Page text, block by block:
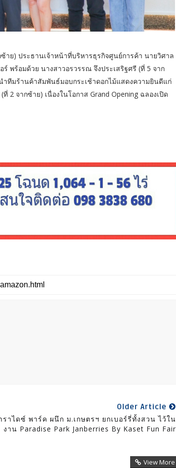
าย) ประธานเจ้าหน้าที่บริหารธุรกิจศูนย์การค้า นายวิศาล
พร้อมด้วย นางสาวอรวรรณ จึงประเสริฐศรี (ที่ 5 จาก
ทีมร้านค้าสัมพันธ์มอบกระเช้าดอกไม้แสดงความยินดีแก่
จากซ้าย) เนื่องในโอกาส Grand Opening ฉลองเปิด
Older Article
ราไดซ์ พาร์ค ผนึก ม.เกษตรฯ ยกเบอร์รี่ทั้งสวน ไว้ใน
งาน Paradise Park Janberries By Kaset Fun Fair
View More